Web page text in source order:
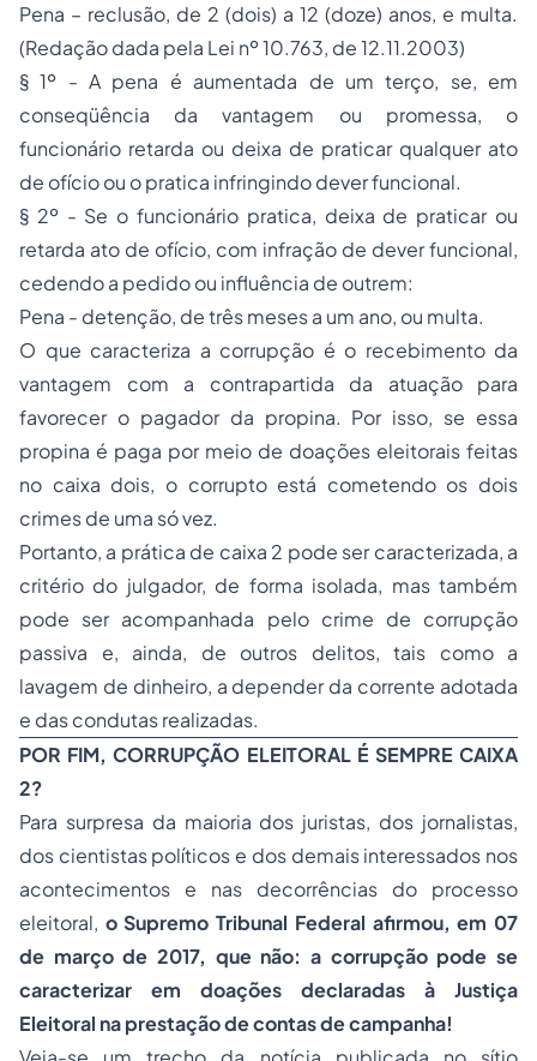
Pena – reclusão, de 2 (dois) a 12 (doze) anos, e multa.
(Redação dada pela Lei nº 10.763, de 12.11.2003)
§ 1º - A pena é aumentada de um terço, se, em
conseqüência da vantagem ou promessa, o
funcionário retarda ou deixa de praticar qualquer ato
de ofício ou o pratica infringindo dever funcional.
§ 2º - Se o funcionário pratica, deixa de praticar ou
retarda ato de ofício, com infração de dever funcional,
cedendo a pedido ou influência de outrem:
Pena - detenção, de três meses a um ano, ou multa.
O que caracteriza a corrupção é o recebimento da
vantagem com a contrapartida da atuação para
favorecer o pagador da propina. Por isso, se essa
propina é paga por meio de doações eleitorais feitas
no caixa dois, o corrupto está cometendo os dois
crimes de uma só vez.
Portanto, a prática de caixa 2 pode ser caracterizada, a
critério do julgador, de forma isolada, mas também
pode ser acompanhada pelo crime de corrupção
passiva e, ainda, de outros delitos, tais como a
lavagem de dinheiro, a depender da corrente adotada
e das condutas realizadas.
POR FIM, CORRUPÇÃO ELEITORAL É SEMPRE CAIXA
2?
Para surpresa da maioria dos juristas, dos jornalistas,
dos cientistas políticos e dos demais interessados nos
acontecimentos e nas decorrências do processo
eleitoral, o Supremo Tribunal Federal afirmou, em 07
de março de 2017, que não: a corrupção pode se
caracterizar em doações declaradas à Justiça
Eleitoral na prestação de contas decampanha!